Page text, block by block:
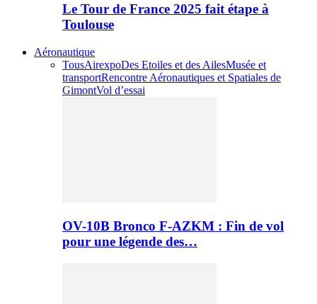
Le Tour de France 2025 fait étape à
Toulouse
Aéronautique
TousAirexpoDes Etoiles et des AilesMusée et
transportRencontre Aéronautiques et Spatiales de
GimontVol d’essai
OV-10B Bronco F-AZKM : Fin de vol
pour une légende des…